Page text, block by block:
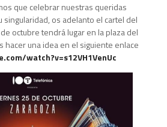
que celebrar nuestras queridas
singularidad, os adelanto el cartel del
octubre tendrá lugar en la plaza del
hacer una idea en el siguiente enlace
watch?v=s12VH1VenUc